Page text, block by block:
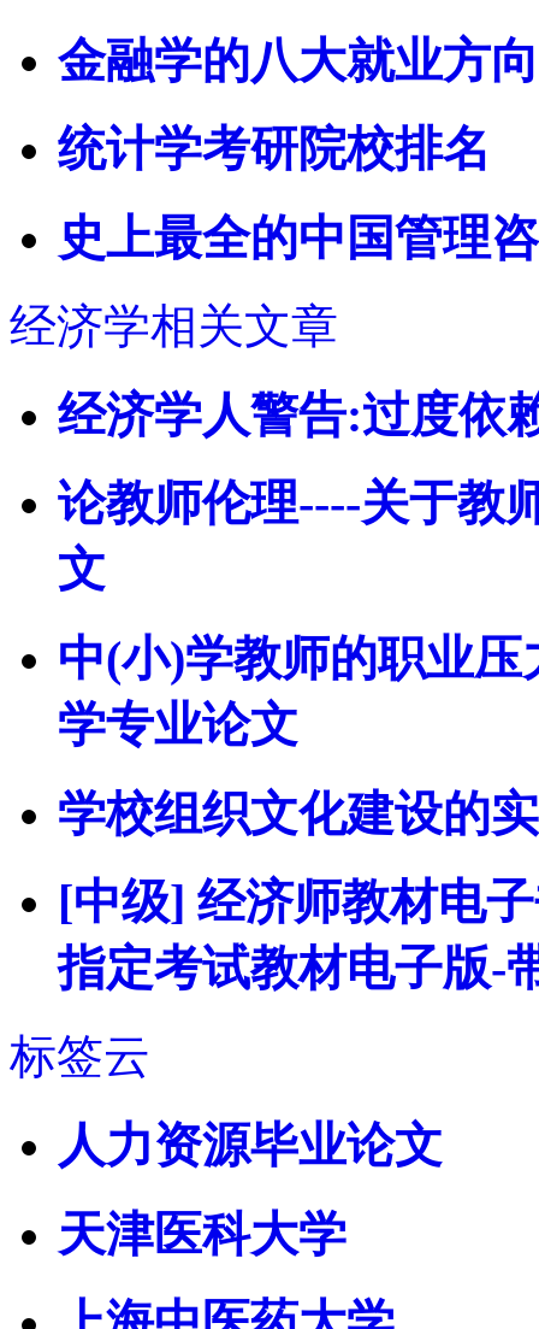
金融学的八大就业方
统计学考研院校排名
史上最全的中国管理
经济学相关文章
经济学人警告:过度依
论教师伦理----关于教
文
中(小)学教师的职业
学专业论文
学校组织文化建设的
[中级] 经济师教材电
指定考试教材电子版-
标签云
人力资源毕业论文
天津医科大学